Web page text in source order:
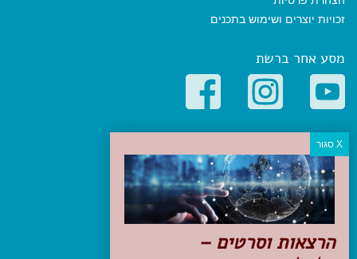
זכויות יוצרים ושימוש בתכנים
מסע אחר ברשת
קטגוריות פופולריות
יעדים
טיולים בישראל
מלונות בוטיק בישראל
טיפים והמלצות
הכנות לנסיעה
הרצאות וסרטים –